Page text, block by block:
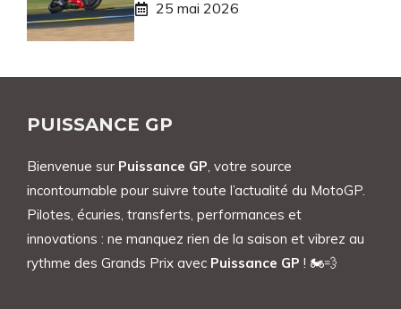
25 mai 2026
PUISSANCE GP
Bienvenue sur Puissance GP, votre source
incontournable pour suivre toute l’actualité du MotoGP.
Pilotes, écuries, transferts, performances et
innovations : ne manquez rien de la saison et vibrez au
rythme des Grands Prix avec Puissance GP ! 🏍️💨